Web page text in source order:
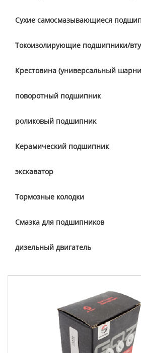
Сухие самосмазывающиеся
Токоизолирующие подшипники/
Крестовина (универсальный
поворотный подшипник
роликовый подшипник
Керамический подшипник
экскаватор
Тормозные колодки
Смазка для подшипников
дизельный двигатель